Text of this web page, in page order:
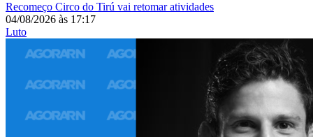
Recomeço Circo do Tirú vai retomar atividades
04/08/2026 às 17:17
Luto